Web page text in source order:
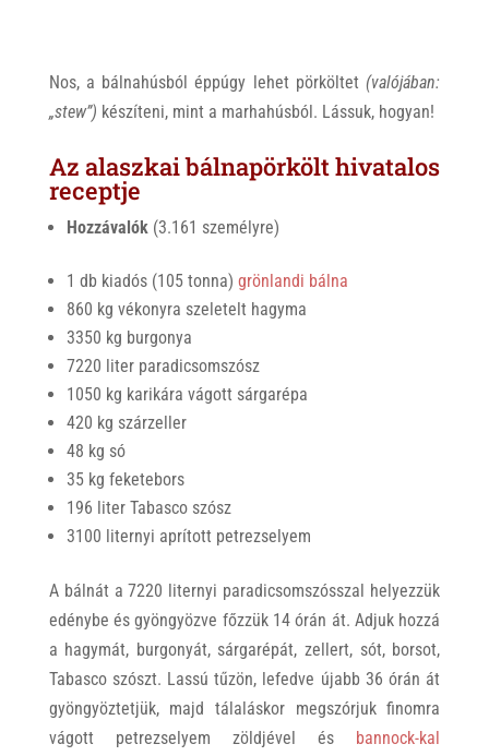
Nos, a bálnahúsból éppúgy lehet pörköltet (valójában:
„stew”) készíteni, mint a marhahúsból. Lássuk, hogyan!
Az alaszkai bálnapörkölt hivatalos
receptje
Hozzávalók(3.161 személyre)
1 db kiadós (105 tonna) grönlandi bálna
860 kg vékonyra szeletelt hagyma
3350 kg burgonya
7220 liter paradicsomszósz
1050 kg karikára vágott sárgarépa
420 kg szárzeller
48 kg só
35 kg feketebors
196 liter Tabasco szósz
3100 liternyi aprított petrezselyem
A bálnát a 7220 liternyi paradicsomszósszal helyezzük
edénybe és gyöngyözve főzzük 14 órán át. Adjuk hozzá
a hagymát, burgonyát, sárgarépát, zellert, sót, borsot,
Tabasco szószt. Lassú tűzön, lefedve újabb 36 órán át
gyöngyöztetjük, majd tálaláskor megszórjuk finomra
vágott petrezselyem zöldjével és bannock-kal